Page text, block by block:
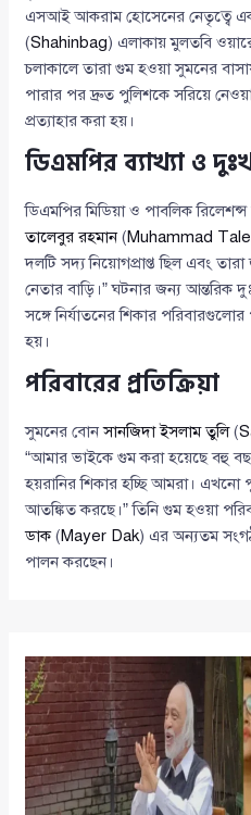
এসআই আকরাম হোসেনের নেতৃত্বে
(Shahinbag) এলাকায় মুলতবি
চলাকালে তারা গুম হওয়া সুমনের
পারার পর দ্রুত পুলিশকে সরিয়ে
প্রত্যাহার করা হয়।
ডিএমপির ব্যাখ্যা ও
ডিএমপির মিডিয়া ও পাবলিক
তালেবুর রহমান(Muhammad
দলটি সদ্য নিয়োগপ্রাপ্ত ছিল এবং
নেতার বাড়ি।” ঘটনার জন্য আন্তরিক
সঙ্গে নির্যাতনের শিকার
হয়।
পরিবারের প্রতিক্রিয়া
সুমনের বোনসানজিদা ইসলাম তুলি(
“আমার ভাইকে গুম করা হয়েছে বহু
হয়রানির শিকার হচ্ছি আমরা।
আতঙ্কিত করছে।” তিনি গুম হওয়া
ডাক(Mayer Dak) এর অন্যতম
পালন করছেন।